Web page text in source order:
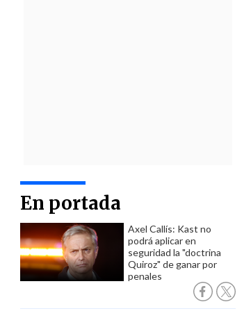
En portada
Axel Callís: Kast no
podrá aplicar en
seguridad la "doctrina
Quiroz" de ganar por
penales